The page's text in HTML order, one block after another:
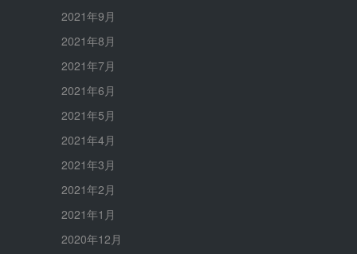
2021年9月
2021年8月
2021年7月
2021年6月
2021年5月
2021年4月
2021年3月
2021年2月
2021年1月
2020年12月